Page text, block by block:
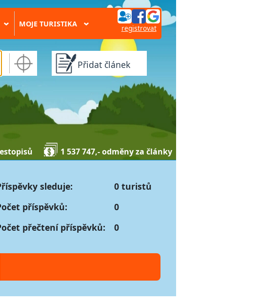
› MOJE TURISTIKA › registrovat
Přidat článek
1 537 747,- odměny za články
sleduje:
0 turistů
příspěvků:
0
přečtení příspěvků:
0